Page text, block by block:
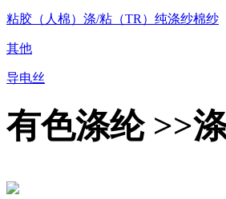
粘胶（人棉） 涤/粘（TR） 纯涤纱棉纱
其他
导电丝
有色涤纶 >>